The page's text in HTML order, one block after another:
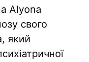
Alyona
свого
який